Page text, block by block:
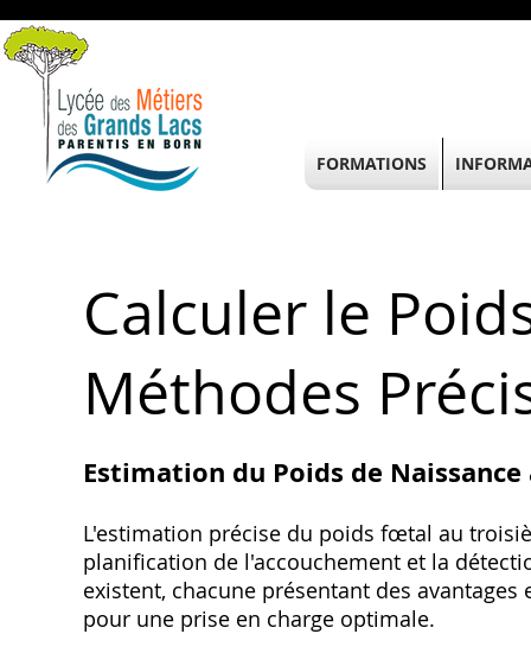
Calculer le
Méthodes
Estimation du Poids de
L'estimation précise du poids fœtal au
planification de l'accouchement et la
existent, chacune présentant des
pour une prise en charge optimale.
FORMATIONS